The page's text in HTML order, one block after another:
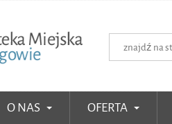
O NAS OFERTA